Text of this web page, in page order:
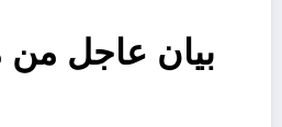
بيان عاجل